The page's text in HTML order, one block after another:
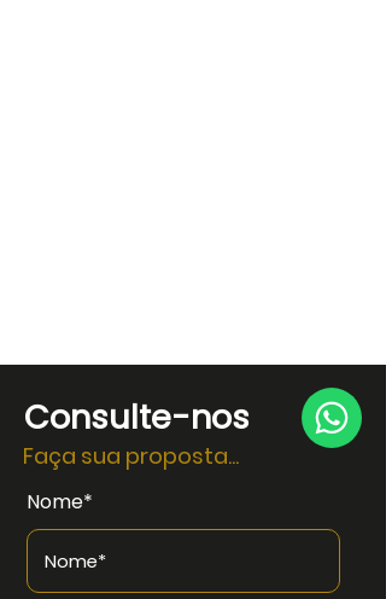
Consulte-nos
Faça sua proposta...
Nome*